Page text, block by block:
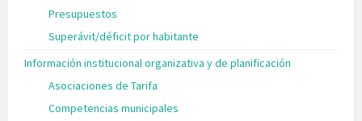
Presupuestos
Superávit/déficit por habitante
Información institucional organizativa y de planificación
Asociaciones de Tarifa
Competencias municipales